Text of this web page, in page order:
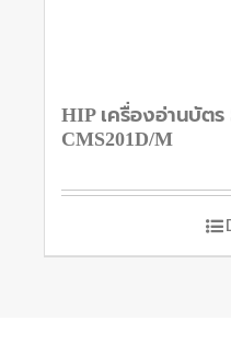
HIP เครื่องอ่านบัตร
CMS201D/M